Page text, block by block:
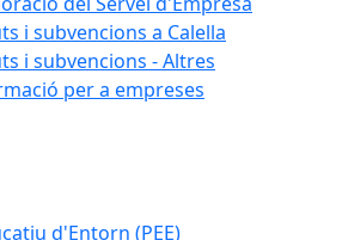
i subvencions a Calella
i subvencions - Altres
per a empreses
d'Entorn (PEE)